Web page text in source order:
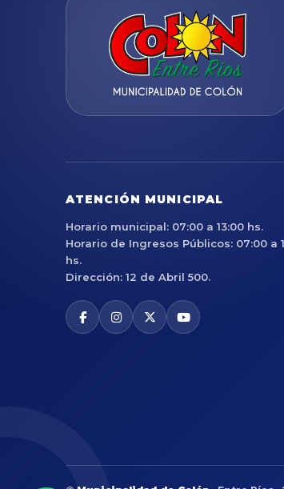
ATENCIÓN MUNICIPAL
Horario municipal: 07:00 a 13:00 hs.
Horario de Ingresos Públicos: 07:00 a
hs.
Dirección: 12 de Abril 500.